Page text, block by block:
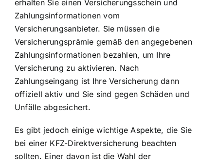
erhalten Sie einen Versicherungsschein und
Zahlungsinformationen vom
Versicherungsanbieter. Sie müssen die
Versicherungsprämie gemäß den angegebenen
Zahlungsinformationen bezahlen, um Ihre
Versicherung zu aktivieren. Nach
Zahlungseingang ist Ihre Versicherung dann
offiziell aktiv und Sie sind gegen Schäden und
Unfälle abgesichert.
Es gibt jedoch einige wichtige Aspekte, die Sie
bei einer KFZ-Direktversicherung beachten
sollten. Einer davon ist die Wahl der